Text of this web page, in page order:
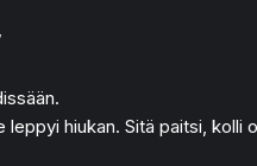
hiukan. Sitä paitsi, kolli